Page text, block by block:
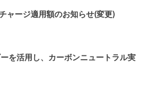
ージ適用額のお知らせ(変更)
を活用し、カーボンニュートラル実